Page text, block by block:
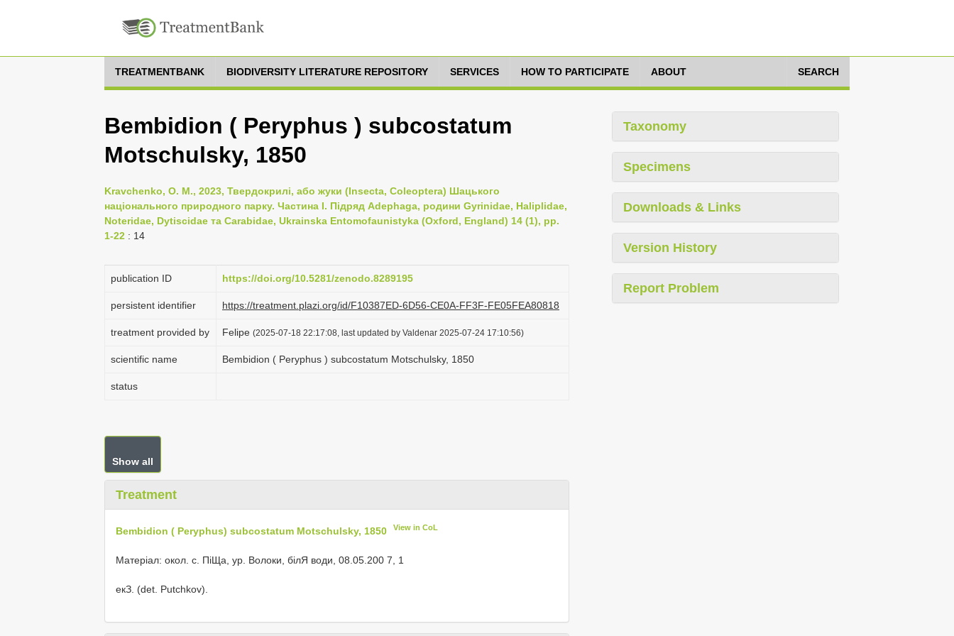
TREATMENTBANK BIODIVERSITY LITERATURE REPOSITORY SERVICES HOW TO PARTICIPATE ABOUT SEARCH
Bembidion ( Peryphus ) subcostatum
Motschulsky, 1850
Kravchenko, O. M., 2023, Твердокрилі, або жуки (Insecta, Coleoptera) Шацького
національного природного парку. Частина I. Підряд Adephaga, родини Gyrinidae, Haliplidae,
Noteridae, Dytiscidae та Carabidae, Ukrainska Entomofaunistyka (Oxford, England) 14 (1), pp.
1-22 : 14
publication ID https://doi.org/10.5281/zenodo.8289195
persistent identifier https://treatment.plazi.org/id/F10387ED-6D56-CE0A-FF3F-FE05FEA80818
treatment provided by Felipe (2025-07-18 22:17:08, last updated by Valdenar 2025-07-24 17:10:56)
scientific name Bembidion ( Peryphus ) subcostatum Motschulsky, 1850
status
Show all
Treatment
Bembidion ( Peryphus) subcostatum Motschulsky, 1850 View in CoL
Матеріал: окол. с. ПіЩа, ур. Волоки, білЯ води, 08.05.200 7, 1
екЗ. (det. Putchkov).
Taxonomy
Specimens
Downloads & Links
Version History
Report Problem